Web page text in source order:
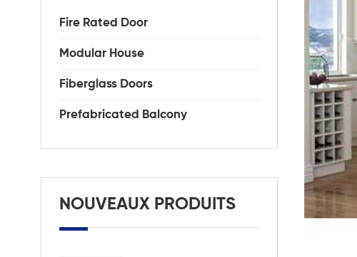
Fire Rated Door
Modular House
Fiberglass Doors
Prefabricated Balcony
NOUVEAUX PRODUITS